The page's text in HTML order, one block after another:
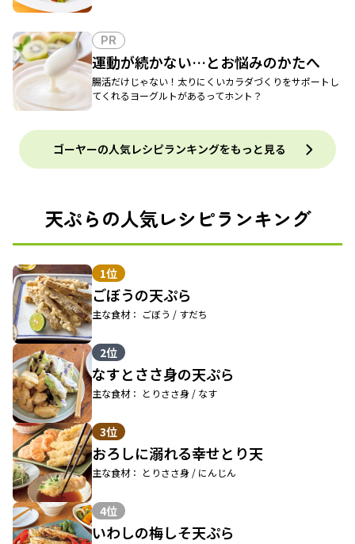
PR
運動が続かない…とお悩みのかたへ
腸活だけじゃない！太りにくいカラダづくりをサポートし
てくれるヨーグルトがあるってホント？
ゴーヤーの人気レシピランキングをもっと見る
天ぷらの人気レシピランキング
1位
ごぼうの天ぷら
主な食材： ごぼう / すだち
2位
なすとささ身の天ぷら
主な食材： とりささ身 / なす
3位
おろしに溺れる幸せとり天
主な食材： とりささ身 / にんじん
4位
いわしの梅しそ天ぷら